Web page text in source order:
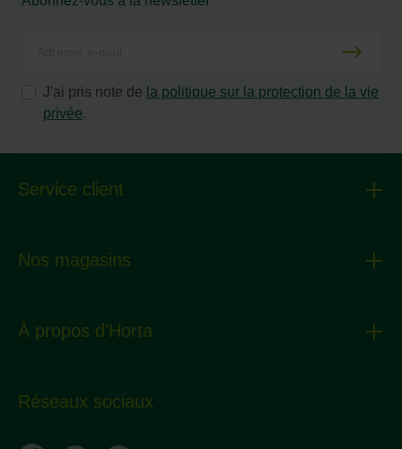
J'ai pris note de la politique sur la protection de la vie
privée.
Service client
Nos magasins
À propos d'Horta
Réseaux sociaux